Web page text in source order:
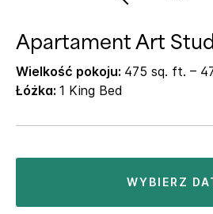
Apartament Art
Wielkość pokoju: 475 sq. ft. –
Łóżka: 1 King Bed
WYBIERZ